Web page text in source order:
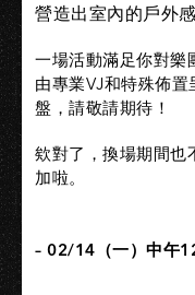
營造出室內的戶外
一場活動滿足你對樂
由專業VJ和特殊佈
盤，請敬請期待！​
欸對了，換場期間也
加啦。​
– 02/14（一）中午